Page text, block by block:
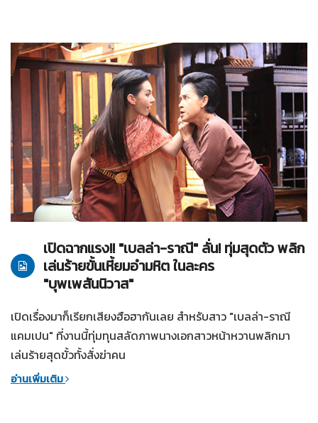
19-02-2561 บุพเพสันนิวาส
เปิดฉากแรง!! "เบลล่า-ราณี" ลั่น! ทุ่มสุดตัว พลิก
เล่นร้ายขั้นเหี้ยมอำมหิต ในละคร
"บุพเพสันนิวาส"
เปิดเรื่องมาก็เรียกเสียงฮือฮากันเลย สำหรับสาว "เบลล่า-ราณี
แคมเปน" ที่งานนี้ทุ่มทุนสลัดภาพนางเอกสาวหน้าหวานพลิกมา
เล่นร้ายสุดขั้วทั้งสั่งฆ่าคน
อ่านเพิ่มเติม